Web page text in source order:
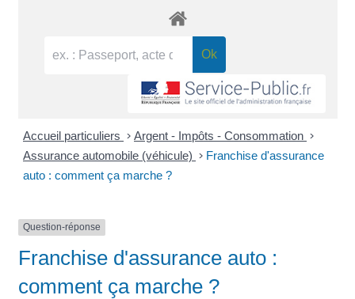
Accueil particuliers > Argent - Impôts - Consommation >
Assurance automobile (véhicule) > Franchise d'assurance
auto : comment ça marche ?
Question-réponse
Franchise d'assurance auto :
comment ça marche ?